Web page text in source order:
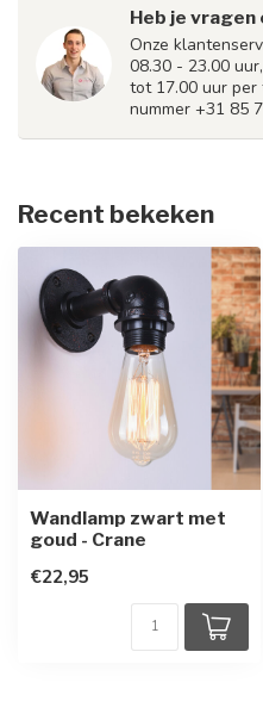
Heb je
Onze
08.30 - 23.00
tot 17.00 uur
nummer +31 85
Recent bekeken
Wandlamp zwart met
goud - Crane
€22,95